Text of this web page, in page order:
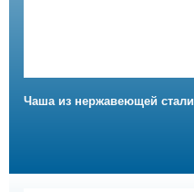
Чаша из нержавеющей стали